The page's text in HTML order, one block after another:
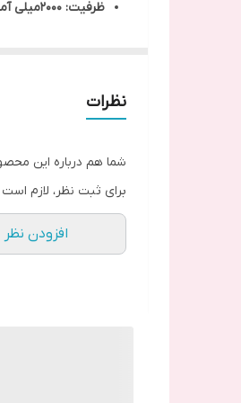
ظرفیت: 2000میلی آمپر
نظرات
شما هم درباره این
برای ثبت نظر، لازم
افزودن نظر